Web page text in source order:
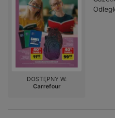
DOSTĘPNY W:
Carrefour